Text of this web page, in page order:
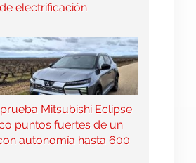
electrificación
Mitsubishi Eclipse
puntos fuertes de un
autonomía hasta 600